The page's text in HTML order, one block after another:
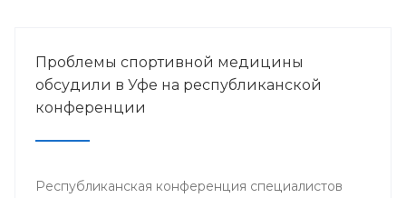
Проблемы спортивной медицины
обсудили в Уфе на республиканской
конференции
Республиканская конференция специалистов